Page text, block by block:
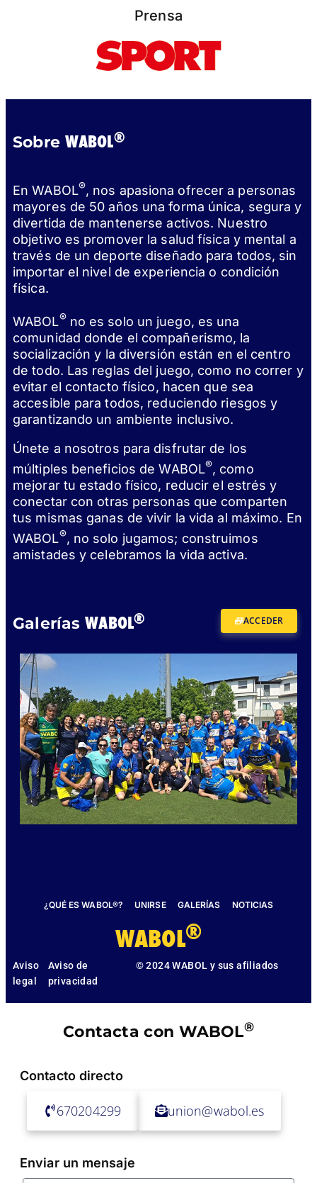
Prensa
Sobre WABOL®
En WABOL®, nos apasiona ofrecer a personas
mayores de 50 años una forma única, segura y
divertida de mantenerse activos. Nuestro
objetivo es promover la salud física y mental a
través de un deporte diseñado para todos, sin
importar el nivel de experiencia o condición
física.
WABOL®no es solo un juego, es una
comunidad donde el compañerismo, la
socialización y la diversión están en el centro
de todo. Las reglas del juego, como no correr y
evitar el contacto físico, hacen que sea
accesible para todos, reduciendo riesgos y
garantizando un ambiente inclusivo.
Únete a nosotros para disfrutar de los
múltiples beneficios de WABOL®, como
mejorar tu estado físico, reducir el estrés y
conectar con otras personas que comparten
tus mismas ganas de vivir la vida al máximo. En
WABOL®, no solo jugamos; construimos
amistades y celebramos la vida activa.
GaleríasWABOL® ACCEDER
¿QUÉ ES WABOL®? UNIRSE GALERÍAS NOTICIAS
WABOL®
Aviso
legal
Aviso de
privacidad
© 2024 WABOL y sus afiliados
Contacta con WABOL®
Contacto directo
670204299 union@wabol.es
Enviar un mensaje